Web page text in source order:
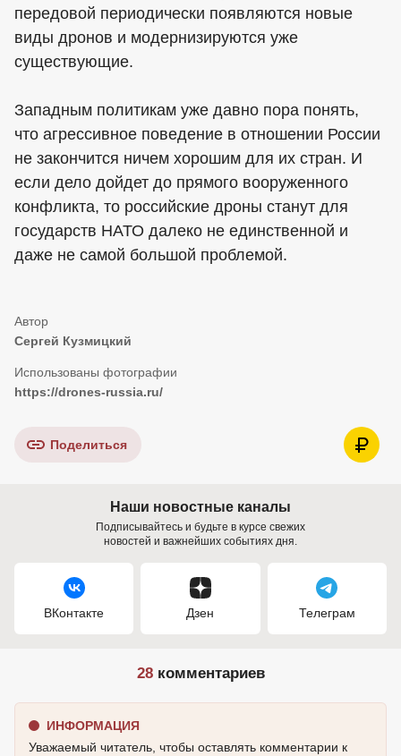
передовой периодически появляются новые
виды дронов и модернизируются уже
существующие.
Западным политикам уже давно пора понять,
что агрессивное поведение в отношении России
не закончится ничем хорошим для их стран. И
если дело дойдет до прямого вооруженного
конфликта, то российские дроны станут для
государств НАТО далеко не единственной и
даже не самой большой проблемой.
Сергей Кузмицкий
https://drones-russia.ru/
Поделиться
Наши новостные каналы
Подписывайтесь и будьте в курсе свежих
новостей и важнейших событиях дня.
ВКонтакте Дзен Телеграм
28комментариев
ИНФОРМАЦИЯ
Уважаемый читатель, чтобы оставлять комментарии к